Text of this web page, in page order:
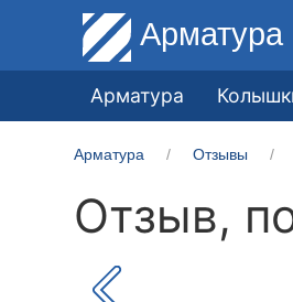
Арматура
Арматура
Арматура Отзывы
Отзыв,